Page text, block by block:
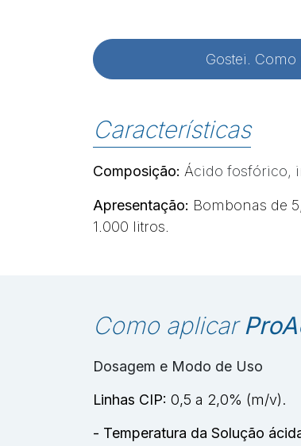
Gostei.
Características
Composição: Ácido fosfórico,
Apresentação: Bombonas de
1.000 litros.
Como aplicar
Dosagem e Modo de Uso
Linhas CIP: 0,5 a 2,0% (m/v).
- Temperatura da Solução